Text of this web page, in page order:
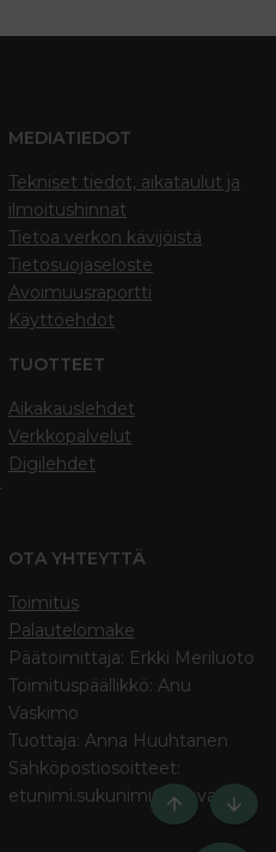
MEDIATIEDOT
Tekniset tiedot, aikataulut ja
ilmoitushinnat
Tietoa verkon kävijöistä
Tietosuojaseloste
Avoimuusraportti
Käyttöehdot
TUOTTEET
Aikakauslehdet
Verkkopalvelut
Digilehdet
OTA YHTEYTTÄ
Toimitus
Palautelomake
Päätoimittaja: Erkki Meriluoto
Toimituspäällikkö: Anu
Vaskimo
Tuottaja: Anna Huuhtanen
Sähköpostiosoitteet:
etunimi.sukunimi@otava.fi
Ylös